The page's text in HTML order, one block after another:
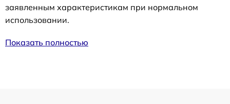
заявленным характеристикам при нормальном
использовании.
Показать полностью